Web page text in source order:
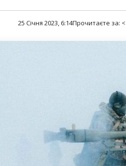
25 Січня 2023, 6:14Прочитаєте за: